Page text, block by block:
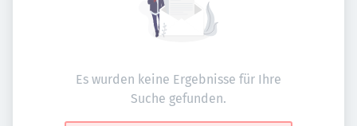
Es wurden keine Ergebnisse für Ihre
Suche gefunden.